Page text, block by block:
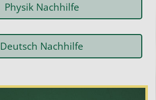
Physik Nachhilfe
Deutsch Nachhilfe